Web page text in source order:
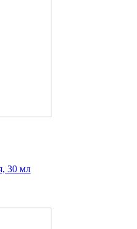
30 мл